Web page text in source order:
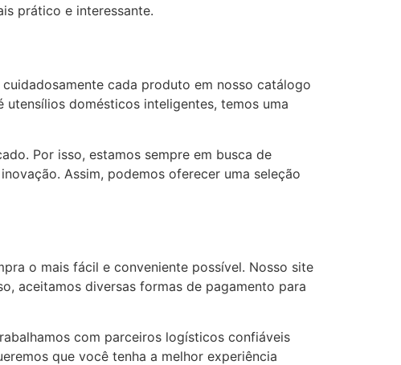
prático e interessante.
cada produto em nosso catálogo
domésticos inteligentes, temos uma
Por isso, estamos sempre em busca de
Assim, podemos oferecer uma seleção
o mais fácil e conveniente possível. Nosso site
aceitamos diversas formas de pagamento para
com parceiros logísticos confiáveis
que você tenha a melhor experiência